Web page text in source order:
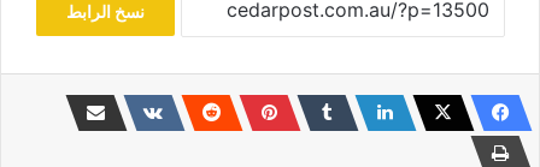
نسخ الرابط